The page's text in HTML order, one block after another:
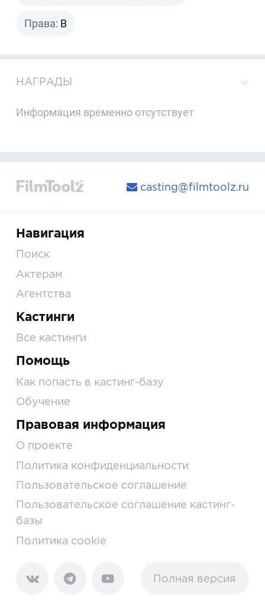
Права: B
НАГРАДЫ
Информация временно отсутствует
casting@filmtoolz.ru
Навигация
Поиск
Актерам
Агентства
Кастинги
Все кастинги
Помощь
Как попасть в кастинг-базу
Обучение
Правовая информация
О проекте
Политика конфиденциальности
Пользовательское соглашение
Пользовательское соглашение кастинг-
базы
Политика cookie
Полная версия